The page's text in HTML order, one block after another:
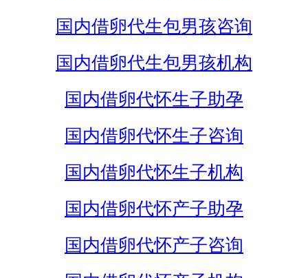
国内借卵代生包男孩咨询
国内借卵代生包男孩机构
国内借卵代怀生子助孕
国内借卵代怀生子咨询
国内借卵代怀生子机构
国内借卵代怀产子助孕
国内借卵代怀产子咨询